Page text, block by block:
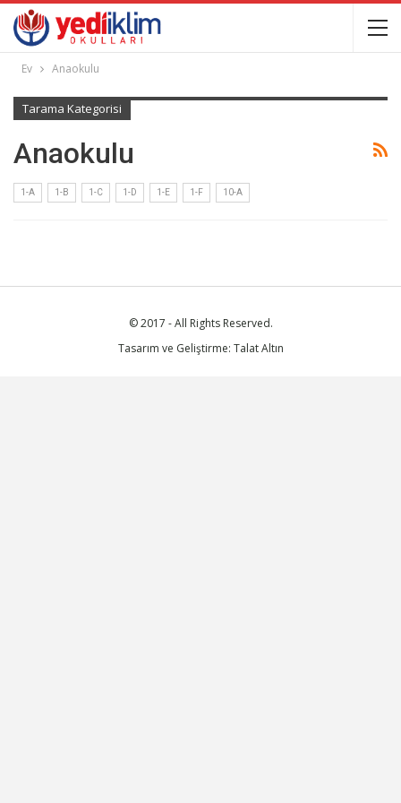
Ev Anaokulu
Tarama Kategorisi
Anaokulu
1-A 1-B 1-C 1-D 1-E 1-F 10-A
© 2017 - All Rights Reserved.
Tasarım ve Geliştirme: Talat Altın